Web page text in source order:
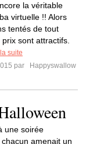
la véritable
virtuelle !! Alors
tentés de tout
sont attractifs.
suite
par
Happyswallow
une soirée
chacun amenait un